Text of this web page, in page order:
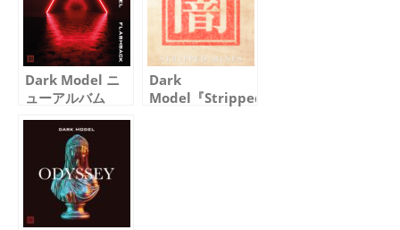
Dark Model ニ
ューアルバム
月26日発売
Dark
Model『Stripped